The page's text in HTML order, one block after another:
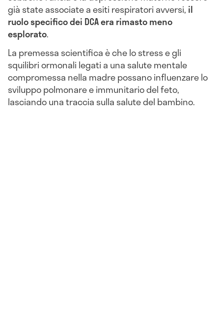
già state associate a esiti respiratori avversi, il
ruolo specifico dei DCA era rimasto meno
esplorato.
La premessa scientifica è che lo stress e gli
squilibri ormonali legati a una salute mentale
compromessa nella madre possano influenzare lo
sviluppo polmonare e immunitario del feto,
lasciando una traccia sulla salute del bambino.